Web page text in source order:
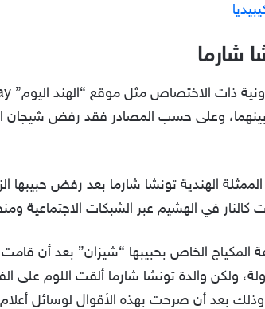
شارما
وعلى حسب المصادر فقد رفض شيجان
الهندية تونشا شارما بعد رفض حبيبها
كالنار في الهشيم عبر الشبكات الاجتماعية
المكياج الخاص بحبيبها “شيزان” بعد أن
ولكن والدة تونشا شارما ألقت اللوم
بعد أن صرحت بهذه الأقوال لوسائل